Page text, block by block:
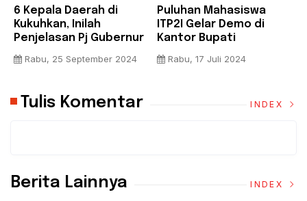
6 Kepala Daerah di
Kukuhkan, Inilah
Penjelasan Pj Gubernur
Rabu, 25 September 2024
Puluhan Mahasiswa
ITP2I Gelar Demo di
Kantor Bupati
Pembangunan Kampus
Rabu, 17 Juli 2024
Tulis Komentar INDEX
Berita Lainnya INDEX